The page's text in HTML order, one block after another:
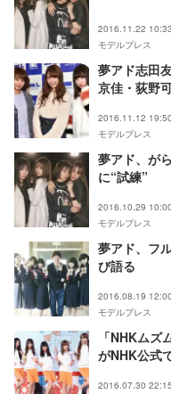
2016.11.22 10:33
モデルプレス
夢アド志田
京佳・荻野
2016.11.12 19:50
モデルプレス
夢アド、が
に“試練”
2016.10.29 10:00
モデルプレス
夢アド、フ
び語る
2016.08.19 12:00
モデルプレス
「NHKム
がNHK公式
2016.07.30 22:15